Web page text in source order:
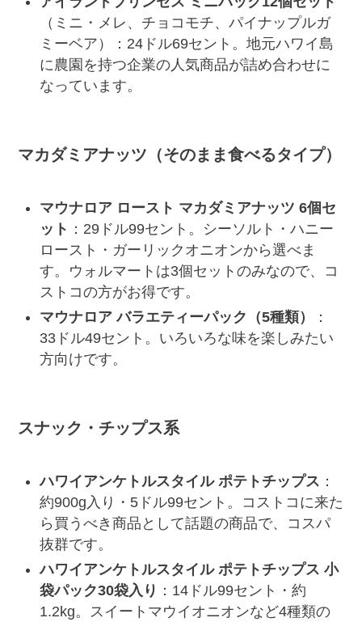
（ミニ・メレ、チョコモチ、パイナップルガ
ミーベア）：24ドル69セント。地元ハワイ島
に農園を持つ企業の人気商品が詰め合わせに
なっています。
マカダミアナッツ（そのまま食べるタイプ）
マウナロア ロースト マカダミアナッツ 6個セ
ット ：29ドル99セント。シーソルト・ハニー
ロースト・ガーリックオニオンから選べま
す。ウォルマートは3個セットのみなので、コ
ストコの方がお得です。
マウナロア バラエティーパック（5種類）
：
33ドル49セント。いろいろな味を楽しみたい
方向けです。
スナック・チップス系
ハワイアンケトルスタイル ポテトチップス ：
約900g入り・5ドル99セント。コストコに来た
ら買うべき商品として話題の商品で、コスパ
抜群です。
ハワイアンケトルスタイル ポテトチップス 小
袋パック30袋入り ：14ドル99セント・約
1.2kg。スイートマウイオニオンなど4種類の